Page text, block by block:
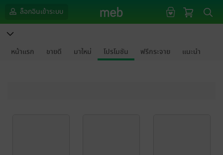
ล็อกอินเข้าระบบ
หน้าแรก ขายดี มาใหม่ โปรโมชัน ฟรีกระจาย แนะนำ